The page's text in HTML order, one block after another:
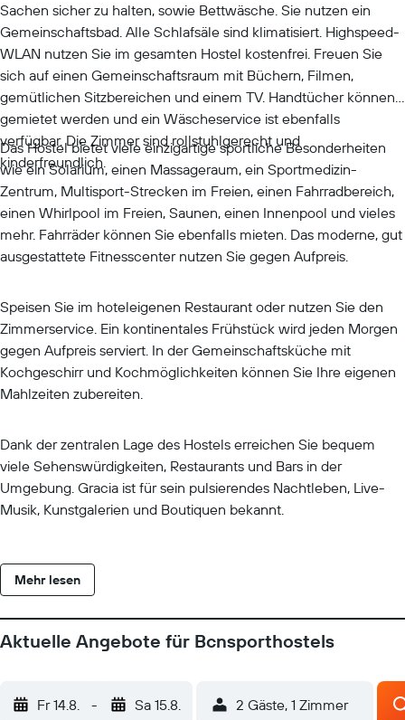
Sachen sicher zu halten, sowie Bettwäsche. Sie nutzen ein
Gemeinschaftsbad. Alle Schlafsäle sind klimatisiert. Highspeed-
WLAN nutzen Sie im gesamten Hostel kostenfrei. Freuen Sie
sich auf einen Gemeinschaftsraum mit Büchern, Filmen,
gemütlichen Sitzbereichen und einem TV. Handtücher können
gemietet werden und ein Wäscheservice ist ebenfalls
verfügbar. Die Zimmer sind rollstuhlgerecht und
kinderfreundlich.
Das Hostel bietet viele einzigartige sportliche Besonderheiten
wie ein Solarium, einen Massageraum, ein Sportmedizin-
Zentrum, Multisport-Strecken im Freien, einen Fahrradbereich,
einen Whirlpool im Freien, Saunen, einen Innenpool und vieles
mehr. Fahrräder können Sie ebenfalls mieten. Das moderne, gut
ausgestattete Fitnesscenter nutzen Sie gegen Aufpreis.
Speisen Sie im hoteleigenen Restaurant oder nutzen Sie den
Zimmerservice. Ein kontinentales Frühstück wird jeden Morgen
gegen Aufpreis serviert. In der Gemeinschaftsküche mit
Kochgeschirr und Kochmöglichkeiten können Sie Ihre eigenen
Mahlzeiten zubereiten.
Dank der zentralen Lage des Hostels erreichen Sie bequem
viele Sehenswürdigkeiten, Restaurants und Bars in der
Umgebung. Gracia ist für sein pulsierendes Nachtleben, Live-
Musik, Kunstgalerien und Boutiquen bekannt.
Mehr lesen
Aktuelle Angebote für Bcnsporthostels
Fr 14.8. - Sa 15.8. 2 Gäste, 1 Zimmer